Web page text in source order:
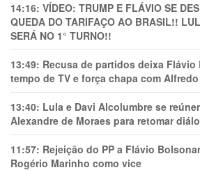
14:16: VÍDEO: TRUMP E FLÁVIO SE
QUEDA DO TARIFAÇO AO BRASIL!!
SERÁ NO 1° TURNO!!
13:49: Recusa de partidos deixa Flávio
tempo de TV e força chapa com
13:40: Lula e Davi Alcolumbre se
Alexandre de Moraes para retomar
11:57: Rejeição do PP a Flávio
Rogério Marinho como vice